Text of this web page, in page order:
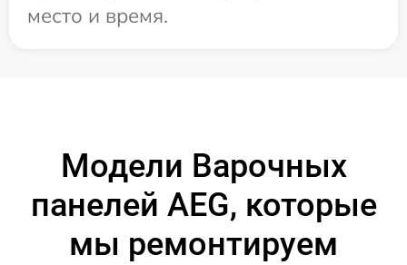
место и время.
Модели Варочных
панелей AEG, которые
мы ремонтируем